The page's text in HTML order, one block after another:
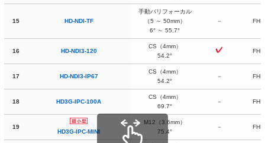
15 HD-NDI-TF
手動バリフォーカル
（5 ～ 50mm）
6° ～ 55.7°
－ FHD
16 HD-NDI3-120
CS （4mm）
54.2°
FHD
17 HD-NDI3-IP67
CS （4mm）
54.2°
－ FHD
18 HD3G-IPC-100A
CS （4mm）
69.7°
－ FHD
19
HD3G-IPC-MINI
M12（3.6mm）
75.4°
－ FHD